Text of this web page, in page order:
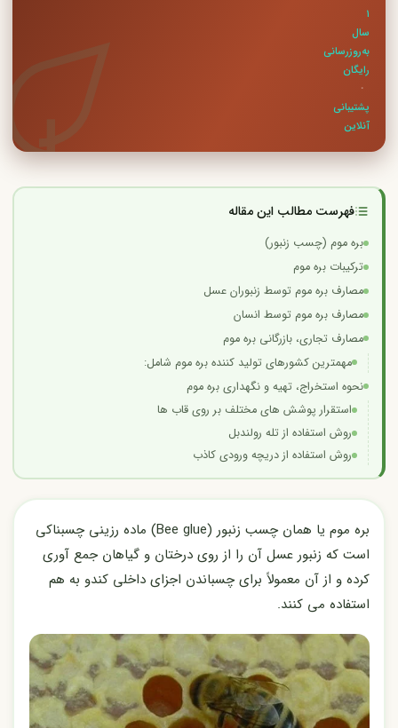
۱
سال
به‌روزرسانی
رایگان
·
پشتیبانی
آنلاین
فهرست مطالب این مقاله
بره موم (چسب زنبور)
ترکیبات بره موم
مصارف بره موم توسط زنبوران عسل
مصارف بره موم توسط انسان
مصارف تجاری، بازرگانی بره موم
مهمترین کشورهای تولید کننده بره موم شامل:
نحوه استخراج، تهیه و نگهداری بره موم
استقرار پوشش های مختلف بر روی قاب ها
روش استفاده از تله رولندبل
روش استفاده از دریچه ورودی کاذب
بره موم یا همان چسب زنبور (Bee glue) ماده رزینی چسبناکی
است که زنبور عسل آن را از روی درختان و گیاهان جمع آوری
کرده و از آن معمولاً برای چسباندن اجزای داخلی کندو به هم
استفاده می کنند.